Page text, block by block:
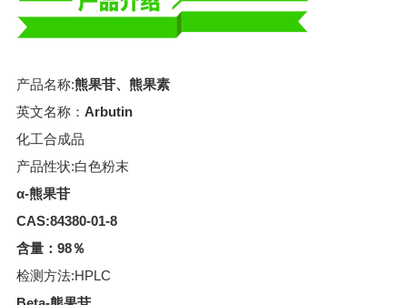
产品名称:熊果苷、熊果素
英文名称： Arbutin
化工合成品
产品性状:白色粉末
α-熊果苷
CAS:84380-01-8
含量：98％
检测方法:HPLC